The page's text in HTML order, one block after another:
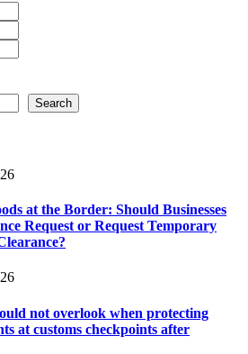
Search
at the Border: Should Businesses
Request or Request Temporary
not overlook when protecting
at customs checkpoints after